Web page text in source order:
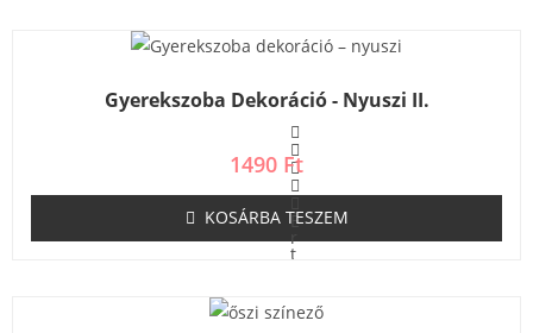
l
s
:
/
5
Gyerekszoba Dekoráció - Nyuszi II.
É
r
t
l
1490 Ft
KOSÁRBA TESZEM